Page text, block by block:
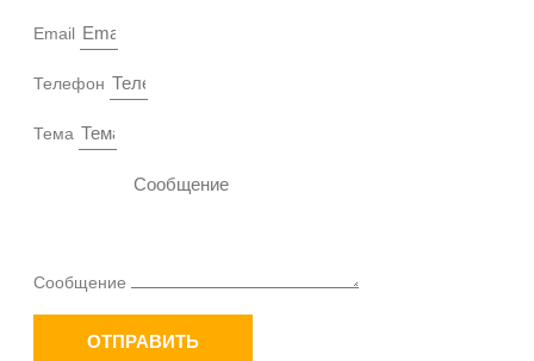
Email
Телефон
Тема
Сообщение
ОТПРАВИТЬ